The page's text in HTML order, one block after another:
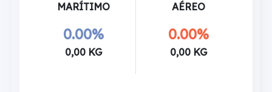
MARÍTIMO
0.00%
0,00 KG
AÉREO
0.00%
0,00 KG